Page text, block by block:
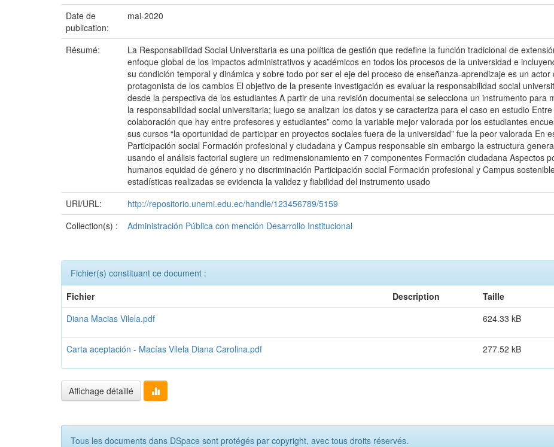
Date de
publication:
mai-2020
Résumé:
La Responsabilidad Social Universitaria es una política de gestión que redefine la función tradicional de
enfoque global de los impactos administrativos y académicos en todos los procesos de la universidad e
su condición temporal y dinámica y sobre todo por ser el eje del proceso de enseñanza-aprendizaje es un
protagonista de los cambios El objetivo de la presente investigación es evaluar la responsabilidad social
desde la perspectiva de los estudiantes A partir de una revisión documental se selecciona un instrumento para
la responsabilidad social universitaria; luego se analizan los datos y se caracteriza para el caso en estudio
colaboración que hay entre profesores y estudiantes” como la variable mejor valorada por los estudiantes
sus cursos “la oportunidad de participar en proyectos sociales fuera de la universidad” fue la peor valorada En
Participación social Formación profesional y ciudadana y Campus responsable sin embargo la estructura
usando el análisis factorial sugiere un redimensionamiento en 7 componentes Formación ciudadana Aspectos
humanos equidad de género y no discriminación Participación social Formación profesional y Campus
estadísticas realizadas se evidencia la validez y fiabilidad del instrumento usado
URI/URL:
http://repositorio.unemi.edu.ec/handle/123456789/5159
Collection(s) :
Administración Pública con mención Desarrollo Institucional
Fichier(s) constituant ce document :
Fichier
Description Taille
Diana Macias Vilela.pdf
624.33 kB
Carta aceptación - Macías Vilela Diana Carolina.pdf 277.52 kB
Affichage détaillé
Tous les documents dans DSpace sont protégés par copyright, avec tous droits réservés.